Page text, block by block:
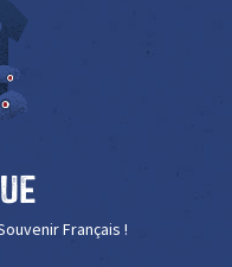
Français !